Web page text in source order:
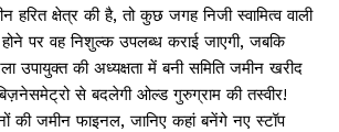
हरित क्षेत्र की है, तो कुछ जगह निजी स्वामित्व वाली
पर वह निशुल्क उपलब्ध कराई जाएगी, जबकि
उपायुक्त की अध्यक्षता में बनी समिति जमीन खरीद
से बदलेगी ओल्ड गुरुग्राम की तस्वीर!
जमीन फाइनल, जानिए कहां बनेंगे नए स्टॉप